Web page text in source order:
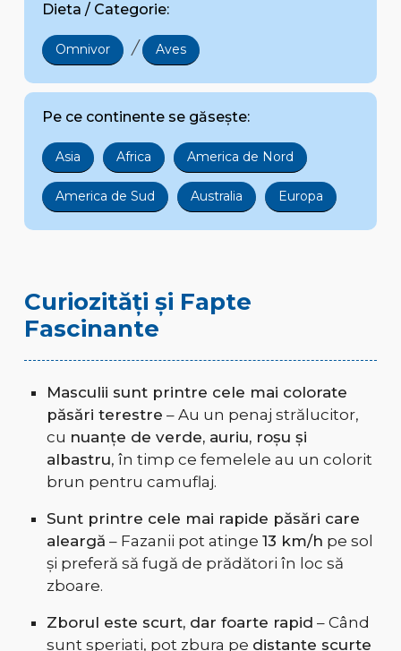
Dieta / Categorie:
Omnivor / Aves
Pe ce continente se găsește:
Asia Africa America de Nord
America de Sud Australia Europa
Curiozități și Fapte
Fascinante
Masculii sunt printre cele mai colorate
păsări terestre – Au un penaj strălucitor,
cu nuanțe de verde, auriu, roșu și
albastru, în timp ce femelele au un colorit
brun pentru camuflaj.
Sunt printre cele mai rapide păsări care
aleargă – Fazanii pot atinge 13 km/h pe sol
și preferă să fugă de prădători în loc să
zboare.
Zborul este scurt, dar foarte rapid – Când
sunt speriați, pot zbura pe distanțe scurte